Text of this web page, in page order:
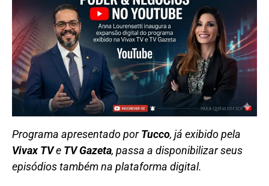
Programa apresentado porTucco, já exibido pela
Vivax TVe TV Gazeta, passa a disponibilizar seus
episódios também na plataforma digital.